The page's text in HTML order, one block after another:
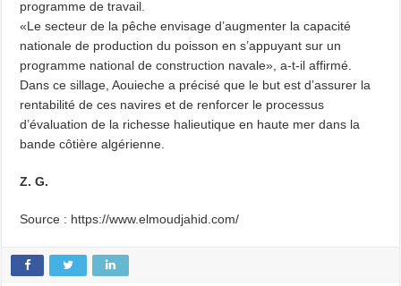
programme de travail.
«Le secteur de la pêche envisage d’augmenter la capacité
nationale de production du poisson en s’appuyant sur un
programme national de construction navale», a-t-il affirmé.
Dans ce sillage, Aouieche a précisé que le but est d’assurer la
rentabilité de ces navires et de renforcer le processus
d’évaluation de la richesse halieutique en haute mer dans la
bande côtière algérienne.
Z. G.
Source : https://www.elmoudjahid.com/